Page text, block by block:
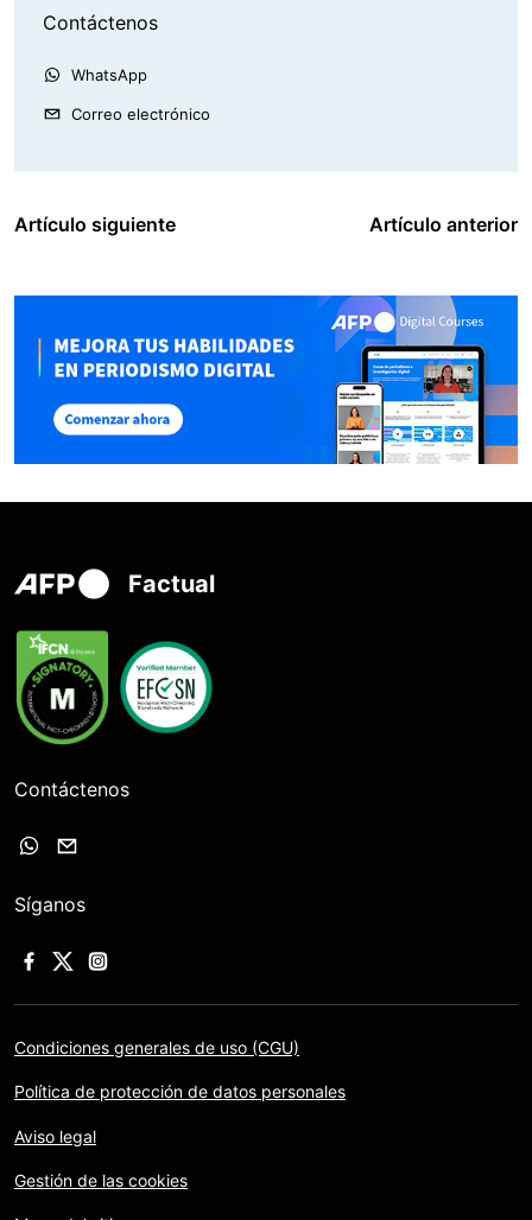
Contáctenos
WhatsApp
Correo electrónico
Artículo siguiente Artículo anterior
Factual
Contáctenos
Síganos
Condiciones generales de uso (CGU)
Política de protección de datos personales
Aviso legal
Gestión de las cookies